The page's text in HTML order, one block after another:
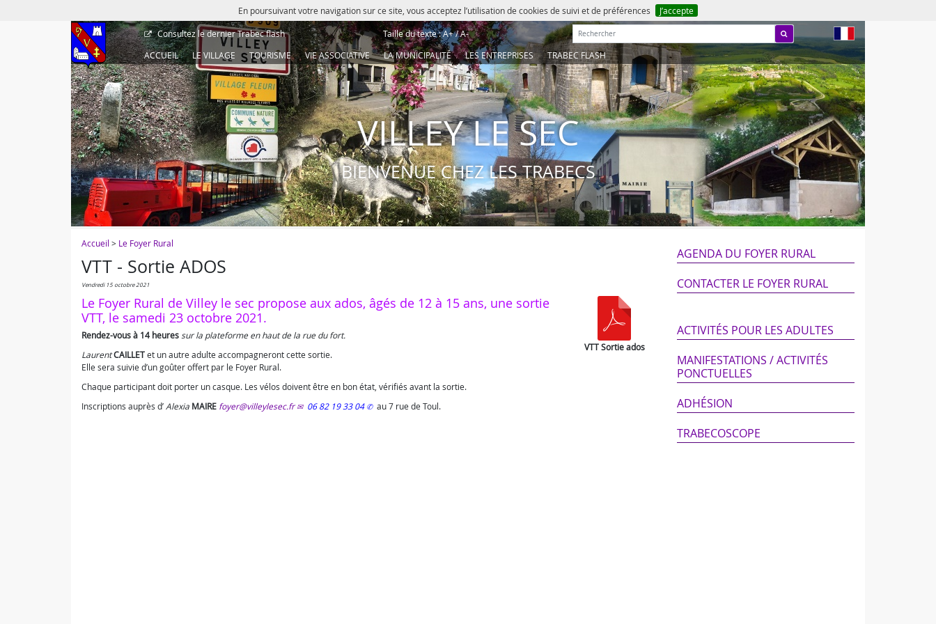
En poursuivant votre navigation sur ce site, vous acceptez l’utilisation de cookies de suivi et de préférences J’accepte
Consultez le dernierTrabec flash Taille du texte :A+/A- Rechercher :
ACCUEIL
LE VILLAGE TOURISME VIE ASSOCIATIVE LA MUNICIPALITÉ LES ENTREPRISES TRABEC FLASH
VILLEY LE SEC
BIENVENUE CHEZ LES TRABECS
Accueil > Le Foyer Rural
VTT - Sortie ADOS
vendredi 15 octobre 2021
VTT Sortie ados
Le Foyer Rural de Villey le sec propose aux ados, âgés de 12 à 15 ans, une sortie
VTT, le samedi 23 octobre 2021.
Rendez-vous à 14 heures sur la plateforme en haut de la rue du fort.
LaurentCAILLETet un autre adulte accompagneront cette sortie.
Elle sera suivie d’un goûter offert par le Foyer Rural.
Chaque participant doit porter un casque. Les vélos doivent être en bon état, vérifiés avant la sortie.
Inscriptions auprès d’ Alexia MAIRE foyer@villeylesec.fr 06 82 19 33 04 au 7 rue de Toul.
AGENDA DU FOYER RURAL
CONTACTER LE FOYER RURAL
ACTIVITÉS POUR LES ADULTES
MANIFESTATIONS / ACTIVITÉS
PONCTUELLES
ADHÉSION
TRABECOSCOPE